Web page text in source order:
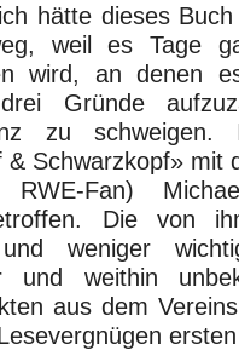
hätte dieses
weil es Tage
wird, an denen
Gründe
zu
& Schwarzkopf» mit
RWE-Fan)
Die von
weniger
und weithin
aus dem